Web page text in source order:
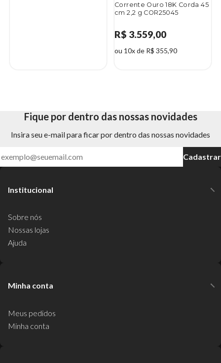
Corrente Ouro 18K Corda 45
cm 2,2 g COR25045
R$ 3.559,00
ou 10x de R$ 355,90
Fique por dentro das nossas novidades
Insira seu e-mail para ficar por dentro das nossas novidades
Cadastrar
Institucional
Sobre nós
Nossas lojas
Ajuda
Minha conta
Meus pedidos
Minha conta